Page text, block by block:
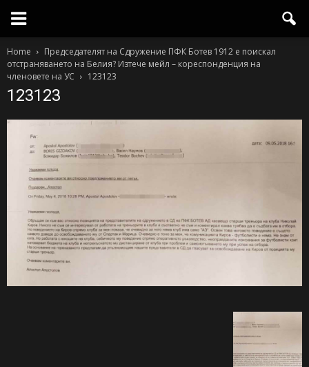
Home
Председателят на Сдружение ПФК Ботев 1912 е поискал
отстраняването на Белия? Изтече мейл – кореспонденция на
членовете на УС
123123
123123